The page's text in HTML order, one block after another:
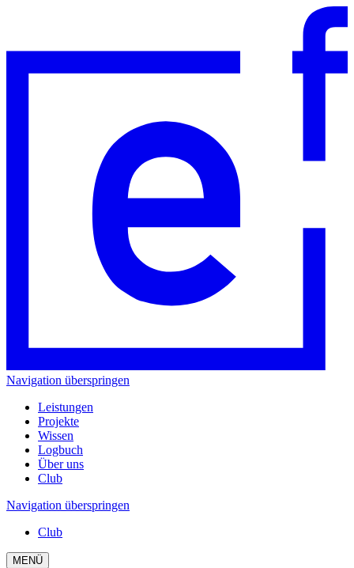
Navigation überspringen
Leistungen
Projekte
Wissen
Logbuch
Über uns
Club
Navigation überspringen
Club
MENÜ